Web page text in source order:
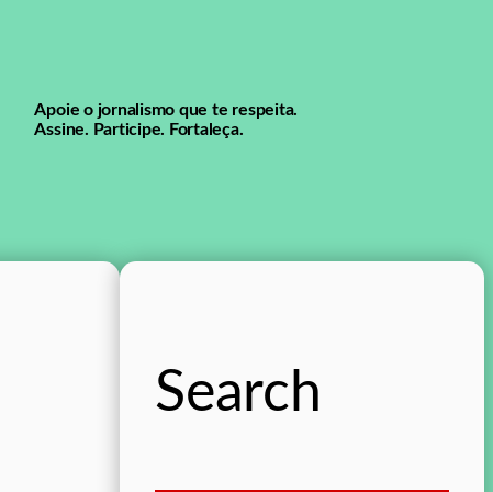
Apoie o jornalismo que te respeita.
Assine. Participe. Fortaleça.
Search